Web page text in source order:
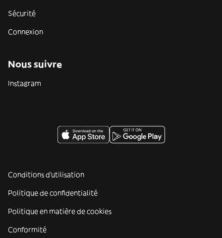
Sécurité
Connexion
Nous suivre
Instagram
Conditions d'utilisation
Politique de confidentialité
Politique en matière de cookies
Conformité